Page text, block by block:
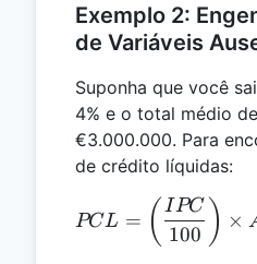
Exemplo 2:
de Variáveis
Suponha que você
4% e o total médio
€3.000.000. Para
de crédito líquidas:
PCL = ( 100
IPC ) ×